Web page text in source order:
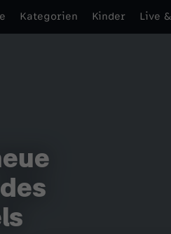
Kategorien Kinder Live